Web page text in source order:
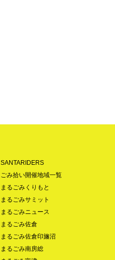
SANTARIDERS
ごみ拾い開催地域一覧
まるごみくりもと
まるごみサミット
まるごみニュース
まるごみ佐倉
まるごみ佐倉印旛沼
まるごみ南房総